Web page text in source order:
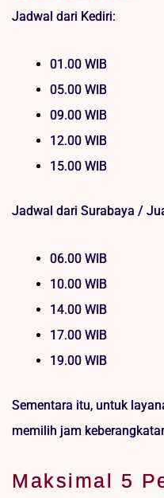
Jadwal dari Kediri:
01.00 WIB
05.00 WIB
09.00 WIB
12.00 WIB
15.00 WIB
Jadwal dari Surabaya /
06.00 WIB
10.00 WIB
14.00 WIB
17.00 WIB
19.00 WIB
Sementara itu, untuk
memilih jam
Maksimal 5